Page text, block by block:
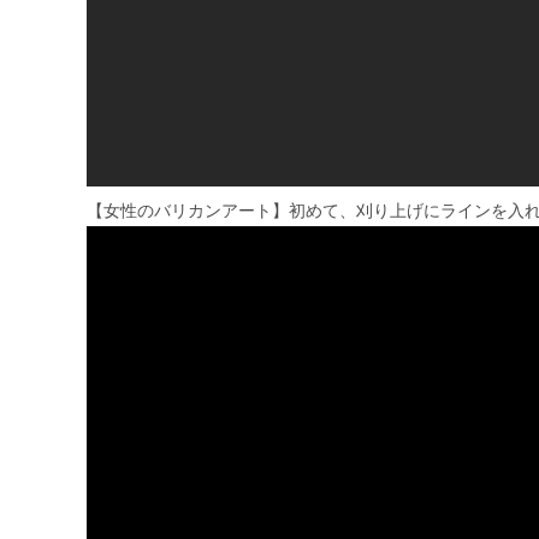
【女性のバリカンアート】初めて、刈り上げにラインを入